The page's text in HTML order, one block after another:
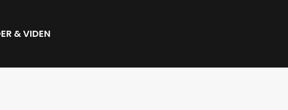
& VIDEN